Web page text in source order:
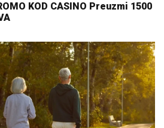
KOD CASINO Preuzmi 1500